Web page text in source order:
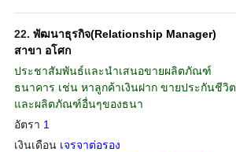
22. พัฒนาธุรกิจ(Relationship Manager)
สาขา อโศก
ประชาสัมพันธ์และนำเสนอขายผลิตภัณฑ์
ธนาคาร เช่น หาลูกค้าเงินฝาก ขายประกันชีวิต
และผลิตภัณฑ์อื่นๆของธนา
อัตรา 1
เงินเดือน เจรจาต่อรอง